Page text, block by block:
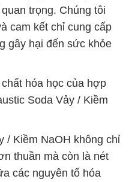
trọng. Chúng tôi
cam kết chỉ cung cấp
gây hại đến sức khỏe
hóa học của hợp
Soda Vảy / Kiềm
/ Kiềm NaOH không chỉ
thuần mà còn là nét
các nguyên tố hóa